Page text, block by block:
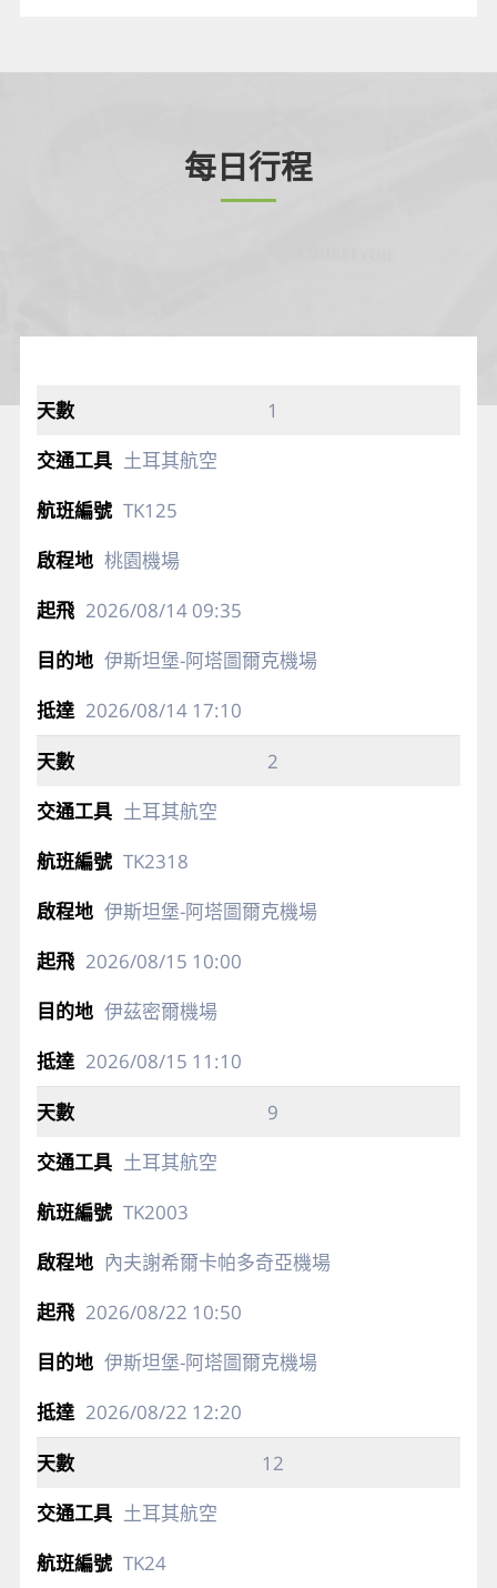
每日行程
1
土耳其航空
TK125
桃園機場
2026/08/1409:35
伊斯坦堡-阿塔圖爾克機場
2026/08/1417:10
2
土耳其航空
TK2318
伊斯坦堡-阿塔圖爾克機場
2026/08/15 10:00
伊茲密爾機場
2026/08/15 11:10
9
土耳其航空
TK2003
內夫謝希爾卡帕多奇亞機場
2026/08/22 10:50
伊斯坦堡-阿塔圖爾克機場
2026/08/22 12:20
12
土耳其航空
TK24